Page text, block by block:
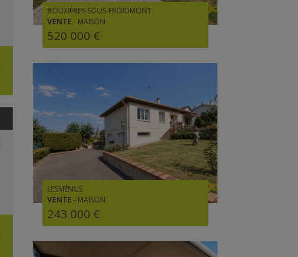
BOUXIÈRES-SOUS-FROIDMONT
VENTE - MAISON
520 000 €
LESMÉNILS
VENTE - MAISON
243 000 €